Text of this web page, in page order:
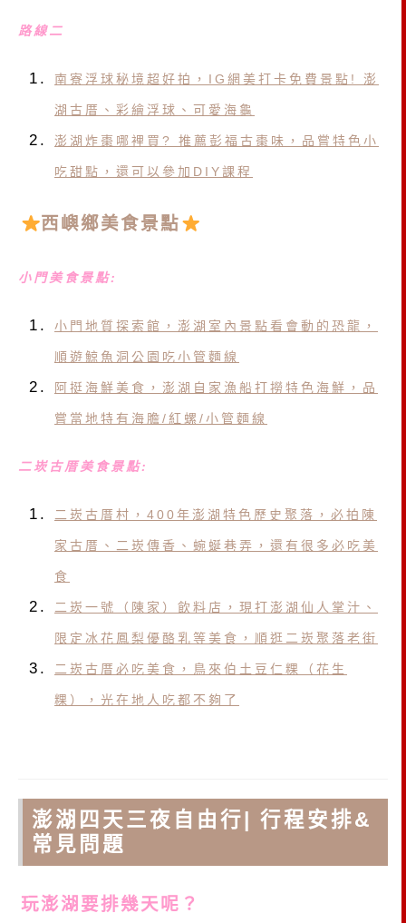
路線二
南寮浮球秘境超好拍，IG網美打卡免費景點! 澎
湖古厝、彩繪浮球、可愛海龜
澎湖炸棗哪裡買? 推薦彭福古棗味，品嘗特色小
吃甜點，還可以參加DIY課程
西嶼鄉美食景點
小門美食景點:
小門地質探索館，澎湖室內景點看會動的恐龍，
順遊鯨魚洞公園吃小管麵線
阿挺海鮮美食，澎湖自家漁船打撈特色海鮮，品
嘗當地特有海膽/紅螺/小管麵線
二崁古厝美食景點:
二崁古厝村，400年澎湖特色歷史聚落，必拍陳
家古厝、二崁傳香、蜿蜒巷弄，還有很多必吃美
食
二崁一號（陳家）飲料店，現打澎湖仙人掌汁、
限定冰花鳳梨優酪乳等美食，順逛二崁聚落老街
二崁古厝必吃美食，鳥來伯土豆仁粿（花生
粿），光在地人吃都不夠了
澎湖四天三夜自由行| 行程安排&
常見問題
玩澎湖要排幾天呢？